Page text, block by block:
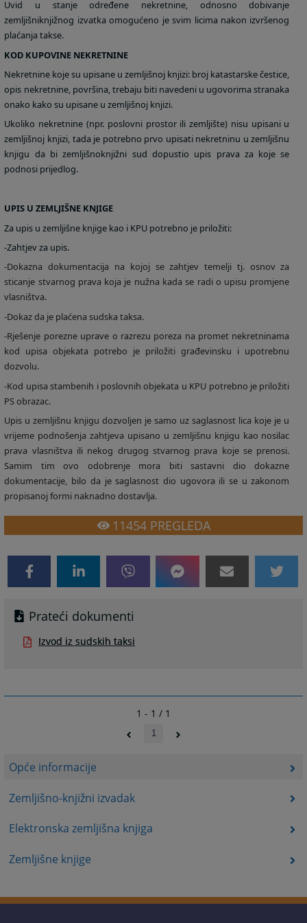
Opće informacije
Zemljišno-knjižni izvadak
Elektronska zemljišna knjiga
Zemljišne knjige
Uvid u stanje određene nekretnine, odnosno dobivanje
zemljišniknjižnog izvatka omogućeno je svim licima nakon izvršenog
plaćanja takse.
KOD KUPOVINE NEKRETNINE
Nekretnine koje su upisane u zemljišnoj knjizi: broj katastarske čestice,
opis nekretnine, površina, trebaju biti navedeni u ugovorima stranaka
onako kako su upisane u zemljišnoj knjizi.
Ukoliko nekretnine (npr. poslovni prostor ili zemljište) nisu upisani u
zemljišnoj knjizi, tada je potrebno prvo upisati nekretninu u zemljišnu
knjigu da bi zemljišnoknjižni sud dopustio upis prava za koje se
podnosi prijedlog.
UPIS U ZEMLJIŠNE KNJIGE
Za upis u zemljišne knjige kao i KPU potrebno je priložiti:
-Zahtjev za upis.
-Dokazna dokumentacija na kojoj se zahtjev temelji tj. osnov za
sticanje stvarnog prava koja je nužna kada se radi o upisu promjene
vlasništva.
-Dokaz da je plaćena sudska taksa.
-Rješenje porezne uprave o razrezu poreza na promet nekretninama
kod upisa objekata potrebo je priložiti građevinsku i upotrebnu
dozvolu.
-Kod upisa stambenih i poslovnih objekata u KPU potrebno je priložiti
PS obrazac.
Upis u zemljišnu knjigu dozvoljen je samo uz saglasnost lica koje je u
vrijeme podnošenja zahtjeva upisano u zemljišnu knjigu kao nosilac
prava vlasništva ili nekog drugog stvarnog prava koje se prenosi.
Samim tim ovo odobrenje mora biti sastavni dio dokazne
dokumentacije, bilo da je saglasnost dio ugovora ili se u zakonom
propisanoj formi naknadno dostavlja.
11454PREGLEDA
Prateći dokumenti
Izvod iz sudskih taksi
1 - 1 / 1
1